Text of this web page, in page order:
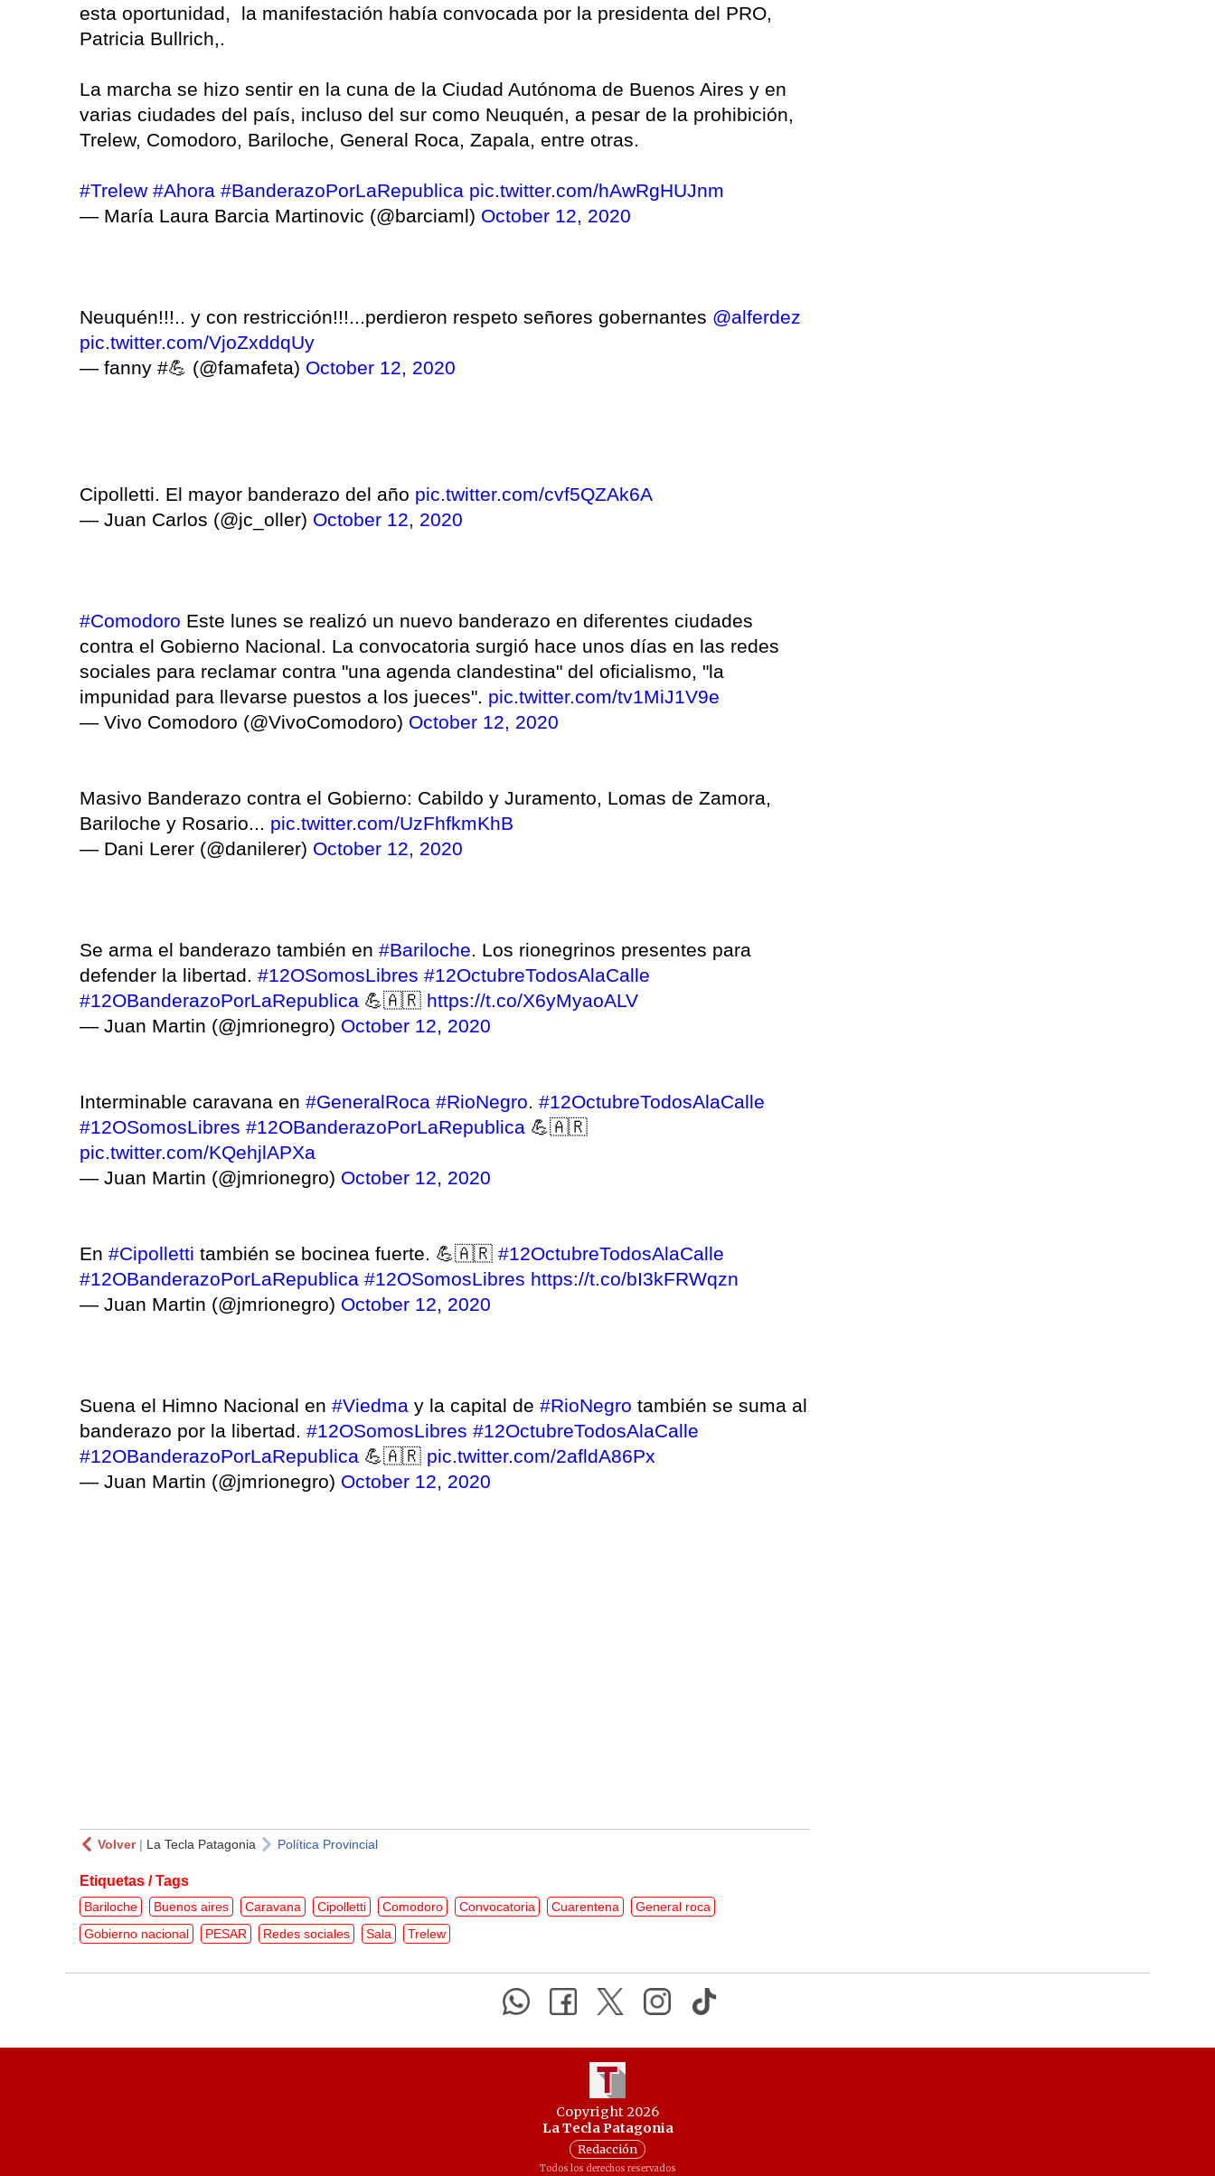
esta oportunidad, la manifestación había convocada por la presidenta del PRO,
Patricia Bullrich,.
La marcha se hizo sentir en la cuna de la Ciudad Autónoma de Buenos Aires y en
varias ciudades del país, incluso del sur como Neuquén, a pesar de la prohibición,
Trelew, Comodoro, Bariloche, General Roca, Zapala, entre otras.
#Trelew #Ahora #BanderazoPorLaRepublica pic.twitter.com/hAwRgHUJnm
— María Laura Barcia Martinovic (@barciaml) October 12, 2020
Neuquén!!!.. y con restricción!!!...perdieron respeto señores gobernantes @alferdez
pic.twitter.com/VjoZxddqUy
— fanny #💪 (@famafeta) October 12, 2020
Cipolletti. El mayor banderazo del año pic.twitter.com/cvf5QZAk6A
— Juan Carlos (@jc_oller) October 12, 2020
#Comodoro Este lunes se realizó un nuevo banderazo en diferentes ciudades
contra el Gobierno Nacional. La convocatoria surgió hace unos días en las redes
sociales para reclamar contra "una agenda clandestina" del oficialismo, "la
impunidad para llevarse puestos a los jueces". pic.twitter.com/tv1MiJ1V9e
— Vivo Comodoro (@VivoComodoro) October 12, 2020
Masivo Banderazo contra el Gobierno: Cabildo y Juramento, Lomas de Zamora,
Bariloche y Rosario... pic.twitter.com/UzFhfkmKhB
— Dani Lerer (@danilerer) October 12, 2020
Se arma el banderazo también en #Bariloche. Los rionegrinos presentes para
defender la libertad. #12OSomosLibres #12OctubreTodosAlaCalle
#12OBanderazoPorLaRepublica 💪🇦🇷 https://t.co/X6yMyaoALV
— Juan Martin (@jmrionegro) October 12, 2020
Interminable caravana en #GeneralRoca #RioNegro. #12OctubreTodosAlaCalle
#12OSomosLibres #12OBanderazoPorLaRepublica 💪🇦🇷
pic.twitter.com/KQehjlAPXa
— Juan Martin (@jmrionegro) October 12, 2020
En #Cipolletti también se bocinea fuerte. 💪🇦🇷 #12OctubreTodosAlaCalle
#12OBanderazoPorLaRepublica #12OSomosLibres https://t.co/bI3kFRWqzn
— Juan Martin (@jmrionegro) October 12, 2020
Suena el Himno Nacional en #Viedma y la capital de #RioNegro también se suma al
banderazo por la libertad. #12OSomosLibres #12OctubreTodosAlaCalle
#12OBanderazoPorLaRepublica 💪🇦🇷 pic.twitter.com/2afldA86Px
— Juan Martin (@jmrionegro) October 12, 2020
Volver| La Tecla Patagonia Política Provincial
Etiquetas / Tags
Bariloche Buenos aires Caravana Cipolletti Comodoro Convocatoria Cuarentena
General roca
Gobierno nacional
PESAR Redes sociales Sala Trelew
Copyright 2026
La Tecla Patagonia
Redacción
Todos los derechos reservados